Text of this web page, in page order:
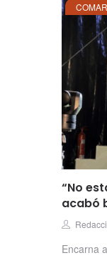
“No
acabó
Author
Encarna